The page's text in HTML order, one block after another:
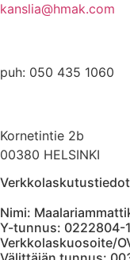
kanslia@hmak.com
puh: 050 435 1060
Kornetintie 2b
00380 HELSINKI
Verkkolaskutustiedot
Nimi:
Y-tunnus: 0222804-1
Verkkolaskuosoite/